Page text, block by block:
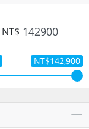
NT$
NT$142,900